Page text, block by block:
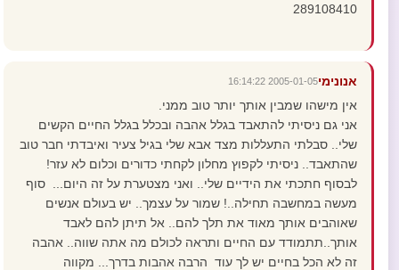
289108410
אנונימי2005-01-05 16:14:22
אין מישהו שמבין אותך יותר טוב ממני.
אני גם ניסיתי להתאבד בגלל אהבה ובכלל בגלל החיים הקשים
שלי.. סבלתי התעללות מצד אבא שלי בגיל צעיר ואיבדתי חבר טוב
שהתאבד.. ניסיתי לקפוץ מחלון לקחתי כדורים וכלום לא עזר!
לבסוף חתכתי את הידיים שלי.. ואני מצטערת על זה היום... סוף
מעשה במחשבה תחילה..! שמור על עצמך.. יש בעולם אנשים
שאוהבים אותך מאוד את תלך להם.. אל תיתן להם לאבד
אותך..תתמודד עם החיים ותראה לכולם מה אתה שווה.. אהבה
זה לא הכל בחיים יש לך עוד הרבה אהבות בדרך... מקווה